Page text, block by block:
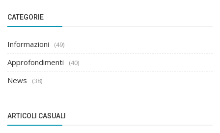
CATEGORIE
Informazioni (49)
Approfondimenti (40)
News (38)
ARTICOLI CASUALI